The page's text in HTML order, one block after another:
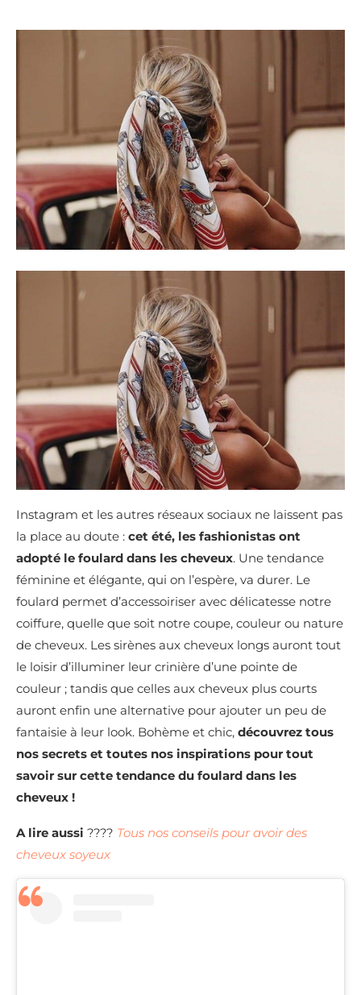
Instagram et les autres réseaux sociaux ne laissent pas
la place au doute : cet été, les fashionistas ont
adopté le foulard dans les cheveux. Une tendance
féminine et élégante, qui on l’espère, va durer. Le
foulard permet d’accessoiriser avec délicatesse notre
coiffure, quelle que soit notre coupe, couleur ou nature
de cheveux. Les sirènes aux cheveux longs auront tout
le loisir d’illuminer leur crinière d’une pointe de
couleur ; tandis que celles aux cheveux plus courts
auront enfin une alternative pour ajouter un peu de
fantaisie à leur look. Bohème et chic, découvrez tous
nos secrets et toutes nos inspirations pour tout
savoir sur cette tendance du foulard dans les
cheveux !
A lire aussi ???? Tous nos conseils pour avoir des
cheveux soyeux